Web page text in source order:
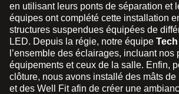
en utilisant leurs ponts de séparation et
équipes ont complété cette installation
structures suspendues équipées de
LED. Depuis la régie, notre équipe
l’ensemble des éclairages, incluant nos
équipements et ceux de la salle. Enfin,
clôture, nous avons installé des mâts
et des Well Fit afin de créer une